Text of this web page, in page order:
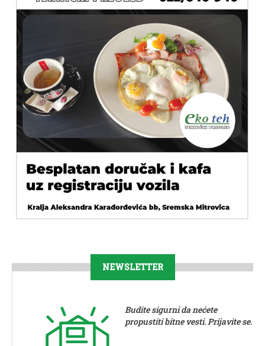
NEWSLETTER
Budite sigurni da nećete
propustiti bitne vesti. Prijavite se.